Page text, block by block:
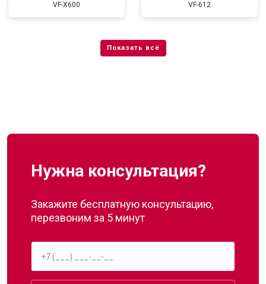
VF-X600 VF-612
Нужна консультация?
Закажите бесплатную консультацию,
перезвоним за 5 минут